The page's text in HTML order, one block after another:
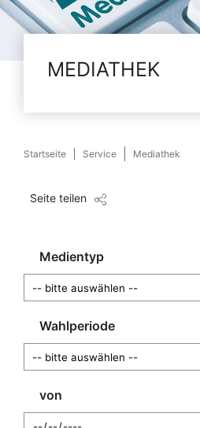
MEDIATHEK
Startseite Service Mediathek
Seite teilen
Medientyp
Wahlperiode
von